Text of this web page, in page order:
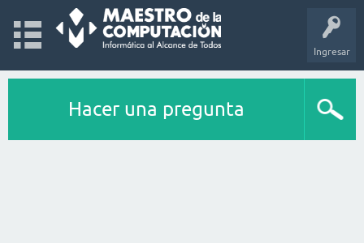
Ingresar
Hacer una pregunta